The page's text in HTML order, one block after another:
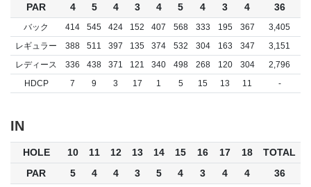
PAR
4 5 4 3 4 5 4 3 4 36
バック 414 545 424 152 407 568 333 195 367
3,405
レギュラー
388 511 397 135 374 532 304 163 347
3,151
レディース
336 438 371 121 340 498 268 120 304
2,796
HDCP
7 9 3 17 1 5 15 13 11 -
IN
HOLE 10 11 12 13 14 15 16 17 18
TOTAL
PAR
5 4 4 3 5 4 3 4 4 36